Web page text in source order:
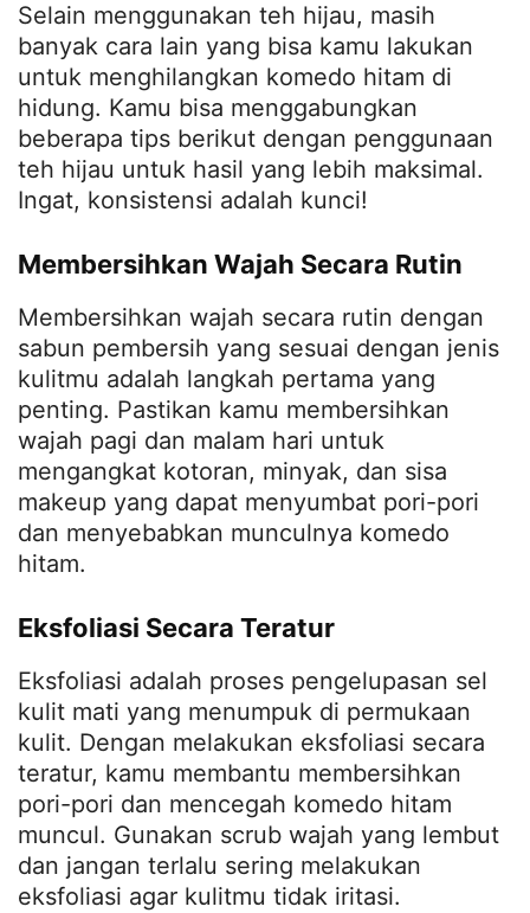
Selain menggunakan teh hijau, masih
banyak cara lain yang bisa kamu lakukan
untuk menghilangkan komedo hitam di
hidung. Kamu bisa menggabungkan
beberapa tips berikut dengan penggunaan
teh hijau untuk hasil yang lebih maksimal.
Ingat, konsistensi adalah kunci!
Membersihkan Wajah Secara Rutin
Membersihkan wajah secara rutin dengan
sabun pembersih yang sesuai dengan jenis
kulitmu adalah langkah pertama yang
penting. Pastikan kamu membersihkan
wajah pagi dan malam hari untuk
mengangkat kotoran, minyak, dan sisa
makeup yang dapat menyumbat pori-pori
dan menyebabkan munculnya komedo
hitam.
Eksfoliasi Secara Teratur
Eksfoliasi adalah proses pengelupasan sel
kulit mati yang menumpuk di permukaan
kulit. Dengan melakukan eksfoliasi secara
teratur, kamu membantu membersihkan
pori-pori dan mencegah komedo hitam
muncul. Gunakan scrub wajah yang lembut
dan jangan terlalu sering melakukan
eksfoliasi agar kulitmu tidak iritasi.